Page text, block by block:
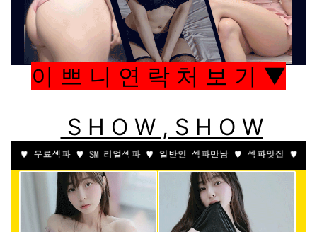
이 쁘 니 연 락 처 보 기 ▼
S H O W , S H O W